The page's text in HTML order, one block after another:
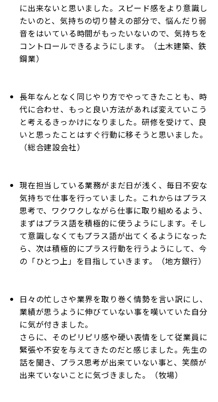
に出来ないと思いました。スピード感をより意識し
たいのと、気持ちの切り替えの部分で、悩んだり弱
音をはいている時間がもったいないので、気持ちを
コントロールできるようにします。（土木建築、鉄
鋼業）
長年なんとなく同じやり方でやってきたことも、時
代に合わせ、もっと良い方法があれば変えていこう
と考えるきっかけになりました。研修を受けて、良
いと思ったことはすぐ行動に移そうと思いました。
（総合建設会社）
現在担当している業務がまだ日が浅く、毎日不安な
気持ちで仕事を行っていました。これからはプラス
思考で、ワクワクしながら仕事に取り組めるよう、
まずはプラス語を積極的に使うようにします。そし
て意識しなくてもプラス語が出てくるようになった
ら、次は積極的にプラス行動を行うようにして、今
の「ひとつ上」を目指していきます。（地方銀行）
日々の忙しさや業界を取り巻く情勢を言い訳にし、
業績が思うように伸びていない事を嘆いていた自分
に気が付きました。
さらに、そのピリピリ感や硬い表情をして従業員に
緊張や不安を与えてきたのだと感じました。先生の
話を聞き、プラス思考が出来ていない事と、笑顔が
出来ていないことに気づきました。（牧場）